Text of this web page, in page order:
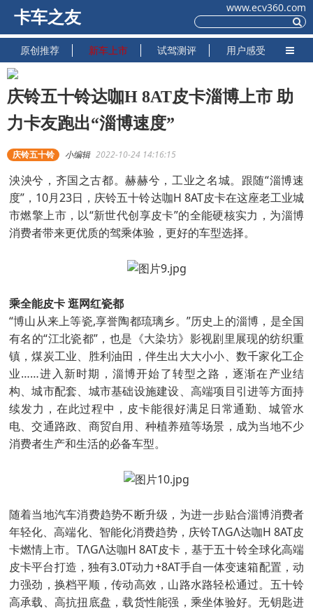
卡车之友
www.ecv360.com
原创推荐 新车上市 试驾测评 用户感受
庆铃五十铃达咖H 8AT皮卡淄博上市 助
力卡友跑出“淄博速度”
庆铃五十铃 小编辑 2022-10-24 14:16:15
泱泱兮，齐国之古都。赫赫兮，工业之名城。跟随“淄博速
度”，10月23日，庆铃五十铃达咖H 8AT皮卡在这座老工业城
市燃擎上市，以“新世代创享皮卡”的全能硬核实力，为淄博
消费者带来更优质的驾乘体验，更好的车型选择。
乘全能皮卡 逛网红瓷都
“博山从来上等瓷,享誉陶都琉璃乡。”历史上的淄博，是全国
有名的“江北瓷都”，也是《大染坊》影视剧里展现的纺织重
镇，煤炭工业、胜利油田，伴生出大大小小、数千家化工企
业……进入新时期，淄博开始了转型之路，逐渐在产业结
构、城市配套、城市基础设施建设、高端项目引进等方面持
续发力，在此过程中，皮卡能很好满足日常通勤、城管水
电、交通路政、商贸自用、种植养殖等场景，成为当地不少
消费者生产和生活的必备车型。
随着当地汽车消费趋势不断升级，为进一步贴合淄博消费者
年轻化、高端化、智能化消费趋势，庆铃TΛGΛ达咖H 8AT皮
卡燃情上市。TΛGΛ达咖H 8AT皮卡，基于五十铃全球化高端
皮卡平台打造，独有3.0T动力+8AT手自一体变速箱配置，动
力强劲，换档平顺，传动高效，山路水路轻松通过。五十铃
高承载、高抗扭底盘，载货性能强，乘坐体验好。无钥匙进